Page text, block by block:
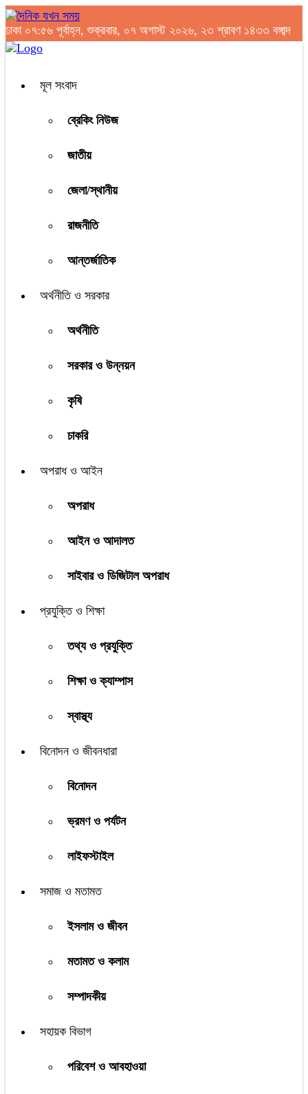
ঢাকা ০৭:৫৬ পূর্বাহ্ন, শুক্রবার, ০৭ অগাস্ট ২০২৬, ২৩ শ্রাবণ ১৪৩৩ বঙ্গাব্দ
মূল সংবাদ
ব্রেকিং নিউজ
জাতীয়
জেলা/স্থানীয়
রাজনীতি
আন্তর্জাতিক
অর্থনীতি ও সরকার
অর্থনীতি
সরকার ও উন্নয়ন
কৃষি
চাকরি
অপরাধ ও আইন
অপরাধ
আইন ও আদালত
সাইবার ও ডিজিটাল অপরাধ
প্রযুক্তি ও শিক্ষা
তথ্য ও প্রযুক্তি
শিক্ষা ও ক্যাম্পাস
স্বাস্থ্য
বিনোদন ও জীবনধারা
বিনোদন
ভ্রমণ ও পর্যটন
লাইফস্টাইল
সমাজ ও মতামত
ইসলাম ও জীবন
মতামত ও কলাম
সম্পাদকীয়
সহায়ক বিভাগ
পরিবেশ ও আবহাওয়া